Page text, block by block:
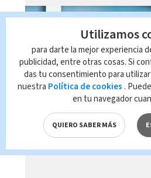
Noticias
de agosto 2026
Utilizamos
para darte la mejor experiencia
publicidad, entre otras cosas. Si
das tu consentimiento para
nuestra Política de cookies .
en tu navegador
QUIERO SABER MÁS